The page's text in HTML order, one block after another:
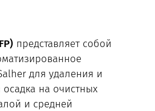
представляет собой
для удаления и
на очистных
и средней